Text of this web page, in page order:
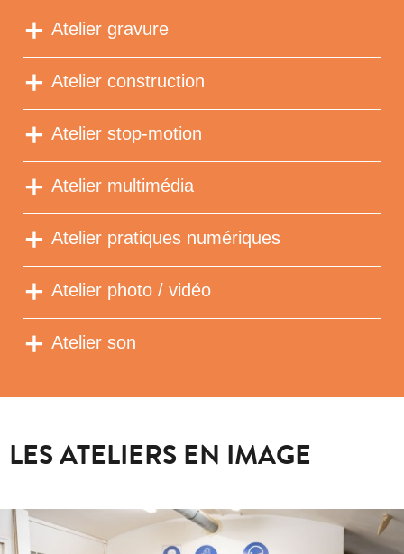
Atelier gravure
Atelier construction
Atelier stop-motion
Atelier multimédia
Atelier pratiques numériques
Atelier photo / vidéo
Atelier son
LES ATELIERS EN IMAGE